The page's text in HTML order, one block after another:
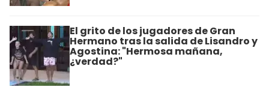
El grito de los jugadores de Gran
Hermano tras la salida de Lisandro y
Agostina: "Hermosa mañana,
¿verdad?"